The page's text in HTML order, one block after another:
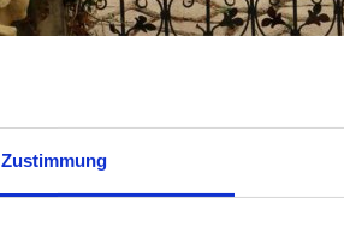
Zustimmung